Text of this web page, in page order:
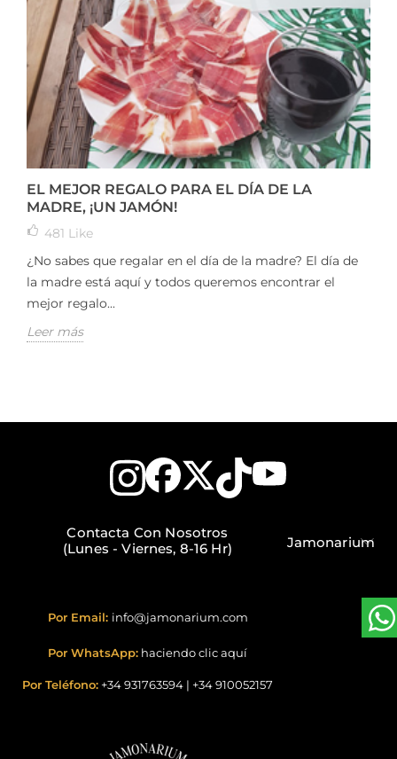
EL MEJOR REGALO PARA EL DÍA DE LA
MADRE, ¡UN JAMÓN!
481 Like
¿No sabes que regalar en el día de la madre? El día de
la madre está aquí y todos queremos encontrar el
mejor regalo...
Leer más
Contacta Con Nosotros
(Lunes - Viernes, 8-16 Hr)
Por Email: info@jamonarium.com
Por WhatsApp: haciendo clic aquí
Por Teléfono: +34 931763594 | +34 910052157
Jamonarium